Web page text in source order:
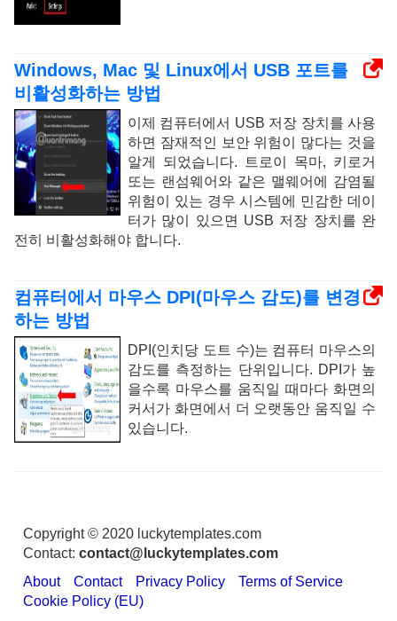
Windows, Mac 및 Linux에서 USB 포트를
비활성화하는 방법
이제 컴퓨터에서 USB 저장 장치를 사용
하면 잠재적인 보안 위험이 많다는 것을
알게 되었습니다. 트로이 목마, 키로거
또는 랜섬웨어와 같은 맬웨어에 감염될
위험이 있는 경우 시스템에 민감한 데이
터가 많이 있으면 USB 저장 장치를 완
전히 비활성화해야 합니다.
컴퓨터에서 마우스 DPI(마우스 감도)를 변경
하는 방법
DPI(인치당 도트 수)는 컴퓨터 마우스의
감도를 측정하는 단위입니다. DPI가 높
을수록 마우스를 움직일 때마다 화면의
커서가 화면에서 더 오랫동안 움직일 수
있습니다.
Copyright © 2020 luckytemplates.com
Contact: contact@luckytemplates.com
About
Contact Privacy Policy
Terms of Service
Cookie Policy (EU)